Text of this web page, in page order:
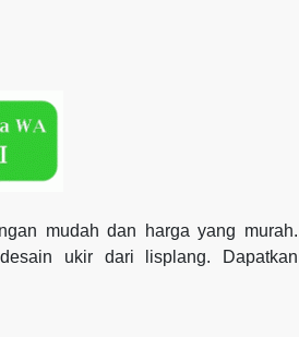
mudah dan harga yang murah.
ukir dari lisplang. Dapatkan